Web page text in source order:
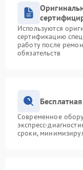
Используются
сертификацию
работу после
обязательств
Современное
экспресс-
сроки,